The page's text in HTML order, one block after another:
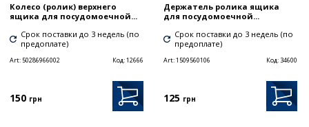
Колесо (ролик) верхнего
ящика для посудомоечной...
Срок поставки до 3 недель (по
предоплате)
Art:50286966002 Код:12666
150 грн
Держатель ролика ящика
для посудомоечной...
Срок поставки до 3 недель (по
предоплате)
Art:1509560106 Код: 34600
125 грн